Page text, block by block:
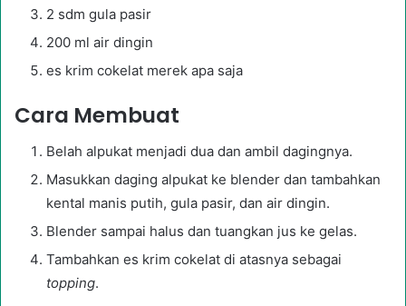
2 sdm gula pasir
200 ml air dingin
es krim cokelat merek apa saja
Cara Membuat
Belah alpukat menjadi dua dan ambil dagingnya.
Masukkan daging alpukat ke blender dan tambahkan
kental manis putih, gula pasir, dan air dingin.
Blender sampai halus dan tuangkan jus ke gelas.
Tambahkan es krim cokelat di atasnya sebagai
topping.